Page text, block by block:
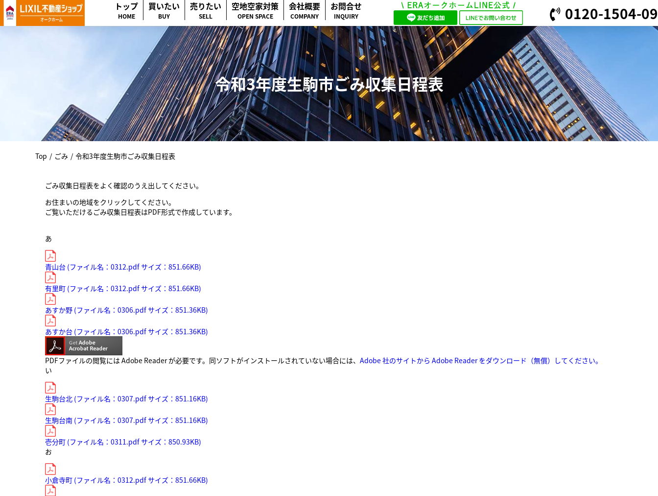
トップ
HOME
買いたい
BUY
売りたい
SELL
空地空家対策
OPEN SPACE
会社概要
COMPANY
お問合せ
INQUIRY 0120-1504-09
令和3年度生駒市ごみ収集日程表
Top / ごみ / 令和3年度生駒市ごみ収集日程表
ごみ収集日程表をよく確認のうえ出してください。
お住まいの地域をクリックしてください。
ご覧いただけるごみ収集日程表はPDF形式で作成しています。
あ
青山台 (ファイル名：0312.pdf サイズ：851.66KB)
有里町 (ファイル名：0312.pdf サイズ：851.66KB)
あすか野 (ファイル名：0306.pdf サイズ：851.36KB)
あすか台 (ファイル名：0306.pdf サイズ：851.36KB)
PDFファイルの閲覧には Adobe Reader が必要です。同ソフトがインストールされていない場合には、 Adobe 社のサイトから Adobe Reader をダウンロード（無償）してください。
い
生駒台北 (ファイル名：0307.pdf サイズ：851.16KB)
生駒台南 (ファイル名：0307.pdf サイズ：851.16KB)
壱分町 (ファイル名：0311.pdf サイズ：850.93KB)
お
小倉寺町 (ファイル名：0312.pdf サイズ：851.66KB)